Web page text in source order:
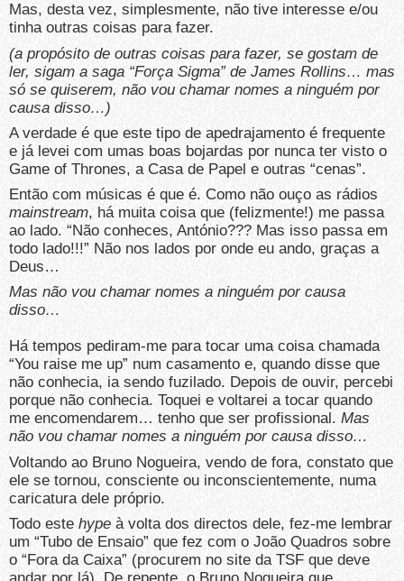
Mas, desta vez, simplesmente, não tive interesse e/ou
tinha outras coisas para fazer.
(a propósito de outras coisas para fazer, se gostam de
ler, sigam a saga “Força Sigma” de James Rollins… mas
só se quiserem, não vou chamar nomes a ninguém por
causa disso…)
A verdade é que este tipo de apedrajamento é frequente
e já levei com umas boas bojardas por nunca ter visto o
Game of Thrones, a Casa de Papel e outras “cenas”.
Então com músicas é que é. Como não ouço as rádios
mainstream, há muita coisa que (felizmente!) me passa
ao lado. “Não conheces, António??? Mas isso passa em
todo lado!!!” Não nos lados por onde eu ando, graças a
Deus…
Mas não vou chamar nomes a ninguém por causa
disso…
Há tempos pediram-me para tocar uma coisa chamada
“You raise me up” num casamento e, quando disse que
não conhecia, ia sendo fuzilado. Depois de ouvir, percebi
porque não conhecia. Toquei e voltarei a tocar quando
me encomendarem… tenho que ser profissional. Mas
não vou chamar nomes a ninguém por causa disso…
Voltando ao Bruno Nogueira, vendo de fora, constato que
ele se tornou, consciente ou inconscientemente, numa
caricatura dele próprio.
Todo este hype à volta dos directos dele, fez-me lembrar
um “Tubo de Ensaio” que fez com o João Quadros sobre
o “Fora da Caixa” (procurem no site da TSF que deve